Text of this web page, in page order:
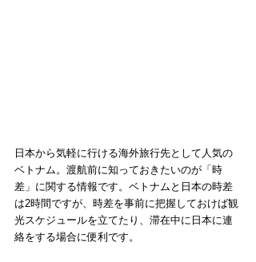
日本から気軽に行ける海外旅行先として人気の
ベトナム。渡航前に知っておきたいのが「時
差」に関する情報です。ベトナムと日本の時差
は2時間ですが、時差を事前に把握しておけば観
光スケジュールを立てたり、滞在中に日本に連
絡をする場合に便利です。